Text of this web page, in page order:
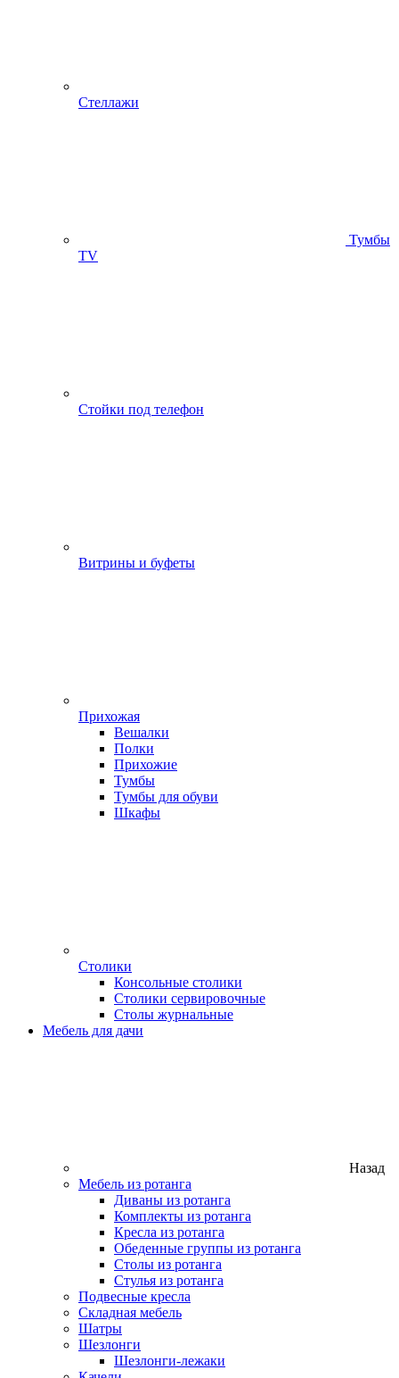
Стеллажи
Тумбы
ТV
Стойки под телефон
Витрины и буфеты
Прихожая
Вешалки
Полки
Прихожие
Тумбы
Тумбы для обуви
Шкафы
Столики
Консольные столики
Столики сервировочные
Столы журнальные
Мебель для дачи
Назад
Мебель из ротанга
Диваны из ротанга
Комплекты из ротанга
Кресла из ротанга
Обеденные группы из ротанга
Столы из ротанга
Стулья из ротанга
Подвесные кресла
Складная мебель
Шатры
Шезлонги
Шезлонги-лежаки